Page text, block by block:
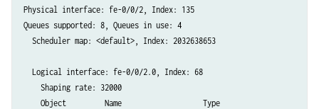
Physical interface: fe-0/0/2, Index: 135
Queues supported: 8, Queues in use: 4
  Scheduler map: <default>, Index: 2032638653
  Logical interface: fe-0/0/2.0, Index: 68
    Shaping rate: 32000
Object         Name                   Type